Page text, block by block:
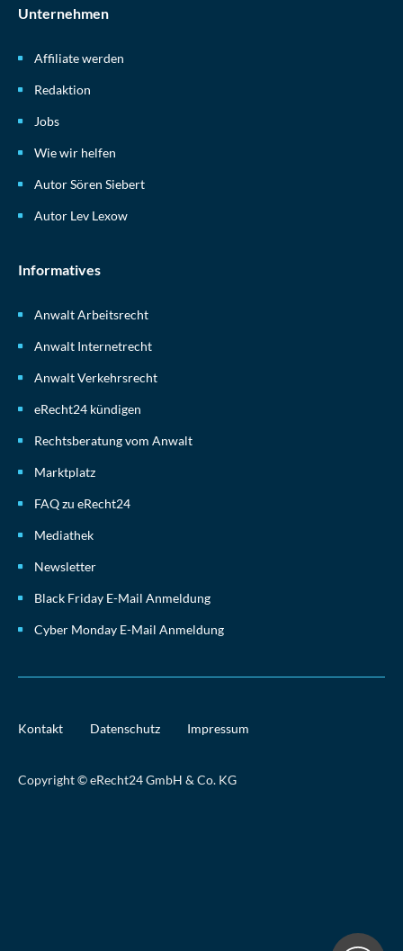
Unternehmen
Affiliate werden
Redaktion
Jobs
Wie wir helfen
Autor Sören Siebert
Autor Lev Lexow
Informatives
Anwalt Arbeitsrecht
Anwalt Internetrecht
Anwalt Verkehrsrecht
eRecht24 kündigen
Rechtsberatung vom Anwalt
Marktplatz
FAQ zu eRecht24
Mediathek
Newsletter
Black Friday E-Mail Anmeldung
Cyber Monday E-Mail Anmeldung
Kontakt Datenschutz Impressum
Copyright © eRecht24 GmbH & Co. KG